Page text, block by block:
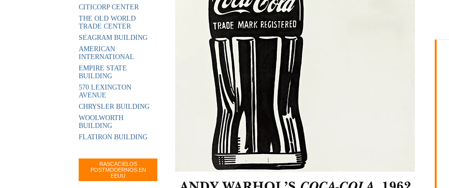
CITICORP CENTER
THE OLD WORLD
TRADE CENTER
SEAGRAM BUILDING
AMERICAN
INTERNATIONAL
EMPIRE STATE
BUILDING
570 LEXINGTON
AVENUE
CHRYSLER BUILDING
WOOLWORTH
BUILDING
FLATIRON BUILDING
RASCACIELOS
POSTMODERNOS EN
EEUU